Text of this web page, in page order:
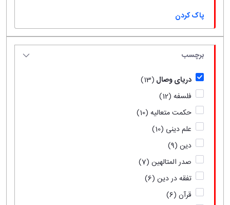
پاک کردن
برچسب
دریای وصال (13)
فلسفه (12)
حکمت متعالیه (10)
علم دینی (10)
دین (9)
صدر المتالهین (7)
تفقه در دین (6)
قرآن (6)